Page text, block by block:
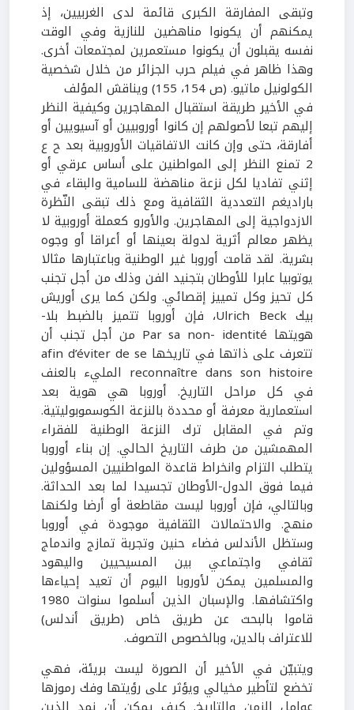
وتبقى المفارقة الكبرى قائمة لدى الغربيين، إذ
يمكنهم أن يكونوا مناهضين للنازية وفي الوقت
نفسه يقبلون أن يكونوا مستعمرين لمجتمعات أخرى.
وهذا ظاهر في فيلم حرب الجزائر من خلال شخصية
الكولونيل ماتيو. (ص 154، 155) ويناقش المؤلف
في الأخير طريقة استقبال المهاجرين وكيفية النظر
إليهم تبعا لأصولهم إن كانوا أوروبيين أو آسيويين أو
أفارقة، حتى وإن كانت الاتفاقيات الأوروبية بعد ح ع
2 تمنع النظر إلى المواطنين على أساس عرقي أو
إثني تفاديا لكل نزعة مناهضة للسامية والبقاء في
باراديغم التعددية الثقافية ومع ذلك تبقى النّظرة
الازدواجية إلى المهاجرين. والأورو كعملة أوروبية لا
يظهر معالم أثرية لدولة بعينها أو أعراقا أو وجوه
بشرية. لقد قامت أوروبا غير الوطنية وباعتبارها مثالا
يوتوبيا عابرا للأوطان بتجنيد الفن وذلك من أجل تجنب
كل تحيز وكل تمييز إقصائي. ولكن كما يرى أوريش
بيك Ulrich Beck، فإن أوروبا تتميز بالضبط بلا-
هويتها Par sa non- identité من أجل تجنب أن
تتعرف على ذاتها في تاريخها afin d’éviter de se
reconnaître dans son histoire المليء بالعنف
في كل مراحل التاريخ. أوروبا هي هوية بعد
استعمارية معرفة أو محددة بالنزعة الكوسموبوليتية.
وتم في المقابل ترك النزعة الوطنية للفقراء
المهمشين من طرف التاريخ الحالي. إن بناء أوروبا
يتطلب التزام وانخراط قاعدة المواطنيين المسؤولين
فيما فوق الدول-الأوطان تجسيدا لما بعد الحداثة.
وبالتالي، فإن أوروبا ليست مقاطعة أو أرضا ولكنها
منهج. والاحتمالات الثقافية موجودة في أوروبا
وستظل الأندلس فضاء حنين وتجربة تمازج واندماج
ثقافي واجتماعي بين المسيحيين واليهود
والمسلمين يمكن لأوروبا اليوم أن تعيد إحياءها
واكتشافها. والإسبان الذين أسلموا سنوات 1980
قاموا بالبحث عن طريق خاص (طريق أندلس)
للاعتراف بالدين، وبالخصوص التصوف.
ويتبيّن في الأخير أن الصورة ليست بريئة، فهي
تخضع لتأطير مخيالي ويؤثر على رؤيتها وفك رموزها